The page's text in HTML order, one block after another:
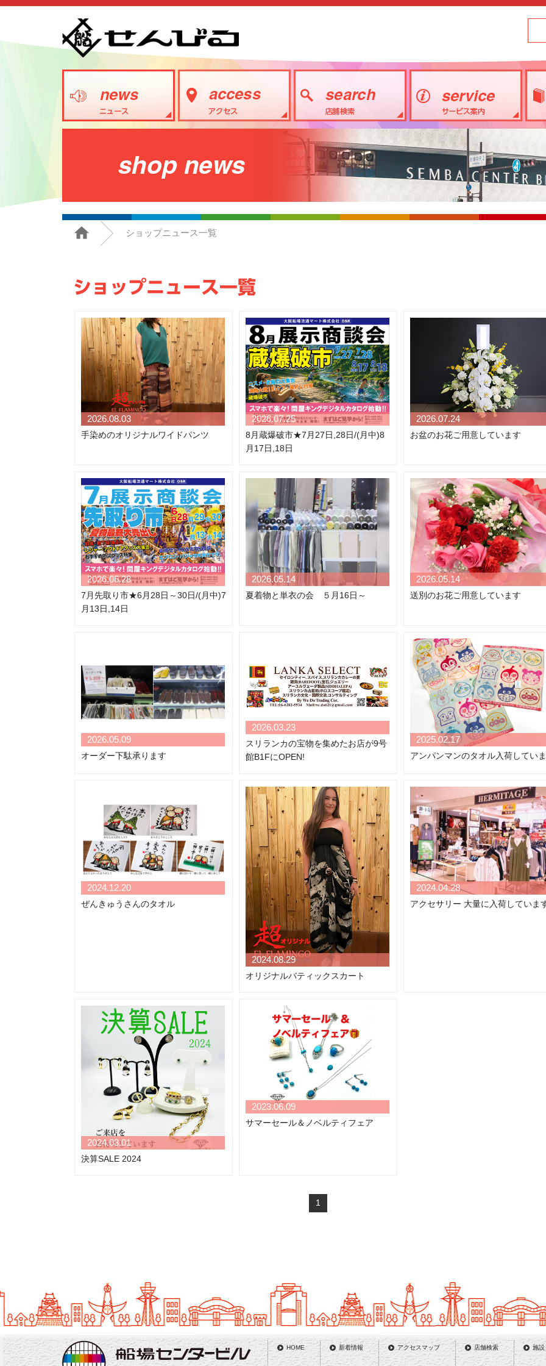
ショップニュース一覧
2026.08.03
手染めのオリジナルワイドパンツ
2026.07.25
8月蔵爆破市★7月27日,28日/(月中)8
月17日,18日
2026.07.24
お盆のお花ご用意しています
2026.06.28
7月先取り市★6月28日～30日/(月中)7
月13日,14日
2026.05.14
夏着物と単衣の会 ５月16日～
2026.05.14
送別のお花ご用意しています
2026.05.09
オーダー下駄承ります
2026.03.23
スリランカの宝物を集めたお店が9号
館B1FにOPEN!
2025.02.17
アンパンマンのタオル入荷してい
2024.12.20
ぜんきゅうさんのタオル
2024.08.29
オリジナルバティックスカート
2024.04.28
アクセサリー 大量に入荷していま
2024.03.01
決算SALE 2024
2023.06.09
サマーセール＆ノベルティフェア
1
HOME 新着情報 アクセスマップ 店舗検索 施設